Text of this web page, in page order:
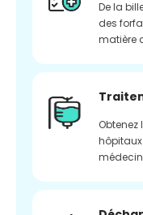
De la
des
matière